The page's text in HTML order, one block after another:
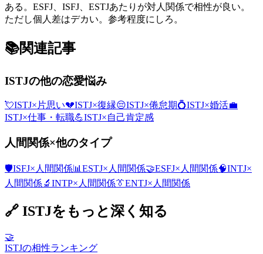
ある。ESFJ、ISFJ、ESTJあたりが対人関係で相性が良い。
ただし個人差はデカい。参考程度にしろ。
📚関連記事
ISTJの他の恋愛悩み
💘ISTJ× 片思い💔ISTJ×復縁😔ISTJ×倦怠期💍ISTJ×婚活💼
ISTJ×仕事・転職💪ISTJ×自己肯定感
人間関係×他のタイプ
🛡️ISFJ× 人間関係📊 ESTJ× 人間関係🤝ESFJ× 人間関係🧠INTJ×
人間関係🔬 INTP× 人間関係👔ENTJ× 人間関係
🔗 ISTJをもっと深く知る
🤝
ISTJの相性ランキング